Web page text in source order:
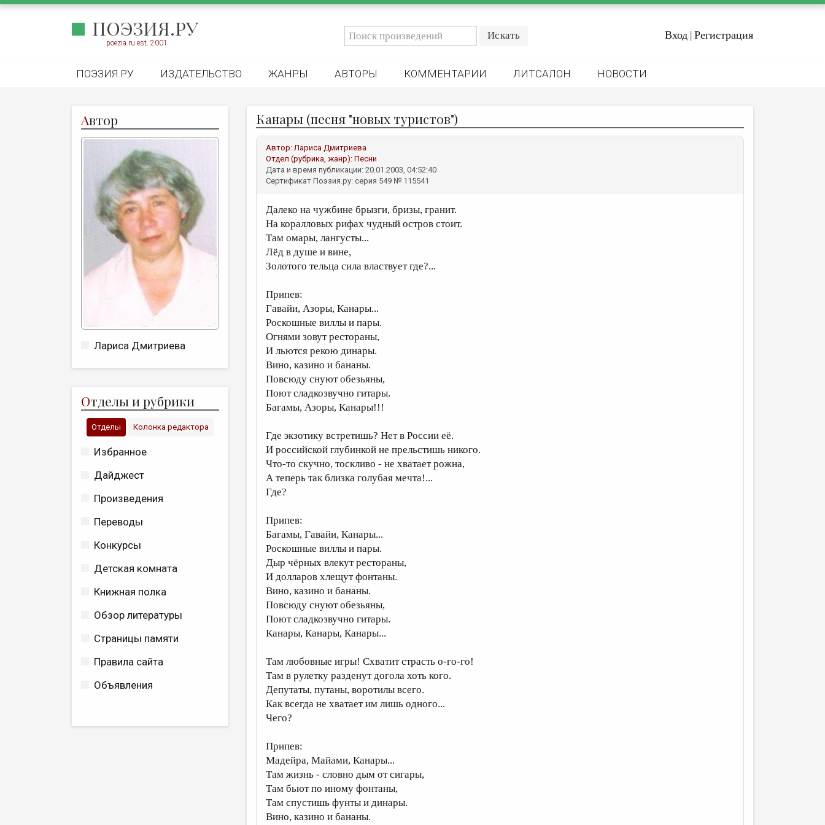
ПОЭЗИЯ.РУ
poezia.ru est. 2001
Вход | Регистрация
ПОЭЗИЯ.РУ ИЗДАТЕЛЬСТВО ЖАНРЫ АВТОРЫ КОММЕНТАРИИ ЛИТСАЛОН НОВОСТИ
Автор
Лариса Дмитриева
Отделы и рубрики
Отделы Колонка редактора
Избранное
Дайджест
Произведения
Переводы
Конкурсы
Детская комната
Книжная полка
Обзор литературы
Страницы памяти
Правила сайта
Объявления
Канары (песня "новых туристов")
Автор:Лариса Дмитриева
Отдел (рубрика, жанр): Песни
Дата и время публикации: 20.01.2003, 04:52:40
Сертификат Поэзия.ру: серия 549 № 115541
Далеко на чужбине брызги, бризы, гранит.
На коралловых рифах чудный остров стоит.
Там омары, лангусты...
Лёд в душе и вине,
Золотого тельца сила властвует где?...
Припев:
Гавайи, Азоры, Канары...
Роскошные виллы и пары.
Огнями зовут рестораны,
И льются рекою динары.
Вино, казино и бананы.
Повсюду снуют обезьяны,
Поют сладкозвучно гитары.
Багамы, Азоры, Канары!!!
Где экзотику встретишь? Нет в России её.
И российской глубинкой не прельстишь никого.
Что-то скучно, тоскливо - не хватает рожна,
А теперь так близка голубая мечта!...
Где?
Припев:
Багамы, Гавайи, Канары...
Роскошные виллы и пары.
Дыр чёрных влекут рестораны,
И долларов хлещут фонтаны.
Вино, казино и бананы.
Повсюду снуют обезьяны,
Поют сладкозвучно гитары.
Канары, Канары, Канары...
Там любовные игры! Схватит страсть о-го-го!
Там в рулетку разденут догола хоть кого.
Депутаты, путаны, воротилы всего.
Как всегда не хватает им лишь одного...
Чего?
Припев:
Мадейра, Майами, Канары...
Там жизнь - словно дым от сигары,
Там бьют по иному фонтаны,
Там спустишь фунты и динары.
Вино, казино и бананы.